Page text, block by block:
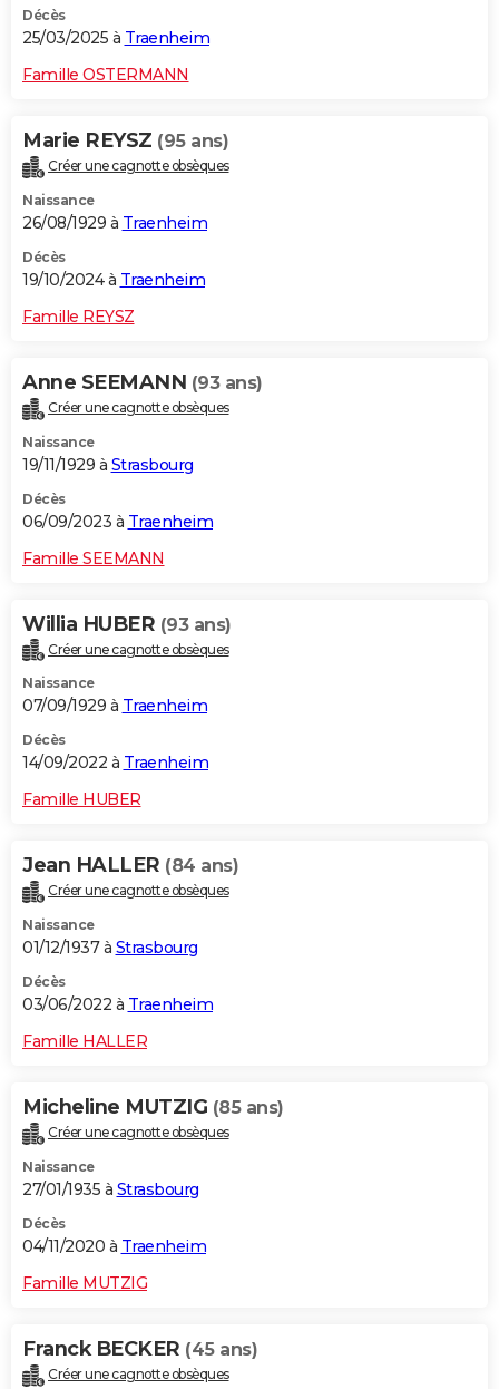
S'inscrire
Se connecter
Lycées
Collèges
Primaires
Universités
Entreprises
Service militaire
Avis de recherche
AVIS DE DÉCÈS
FORUM
Bricolage
Lifestyle
Culture
Television
Voyage
Décès
25/03/2025 à Traenheim
Famille OSTERMANN
Marie REYSZ (95 ans)
Créer une cagnotte obsèques
Naissance
26/08/1929 à Traenheim
Décès
19/10/2024 à Traenheim
Famille REYSZ
Anne SEEMANN (93 ans)
Créer une cagnotte obsèques
Naissance
19/11/1929 à Strasbourg
Décès
06/09/2023 à Traenheim
Famille SEEMANN
Willia HUBER (93 ans)
Créer une cagnotte obsèques
Naissance
07/09/1929 à Traenheim
Décès
14/09/2022 à Traenheim
Famille HUBER
Jean HALLER (84 ans)
Créer une cagnotte obsèques
Naissance
01/12/1937 à Strasbourg
Décès
03/06/2022 à Traenheim
Famille HALLER
Micheline MUTZIG (85 ans)
Créer une cagnotte obsèques
Naissance
27/01/1935 à Strasbourg
Décès
04/11/2020 à Traenheim
Famille MUTZIG
Franck BECKER (45 ans)
Créer une cagnotte obsèques